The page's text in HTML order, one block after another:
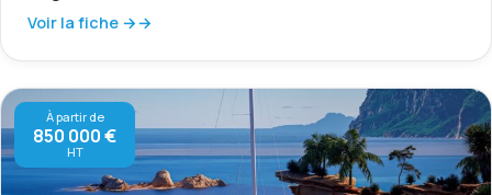
Voir la fiche →
À partir de
850 000 €
HT